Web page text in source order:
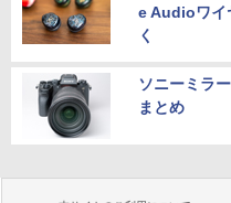
e Audioワイ
く
ソニーミラ
まとめ